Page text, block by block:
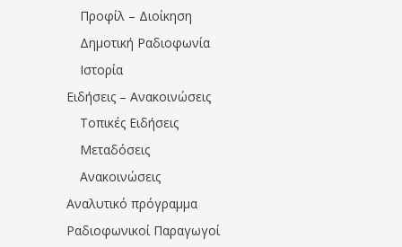
Προφίλ – Διοίκηση
Δημοτική Ραδιοφωνία
Ιστορία
Ειδήσεις – Ανακοινώσεις
Τοπικές Ειδήσεις
Μεταδόσεις
Ανακοινώσεις
Αναλυτικό πρόγραμμα
Ραδιοφωνικοί Παραγωγοί